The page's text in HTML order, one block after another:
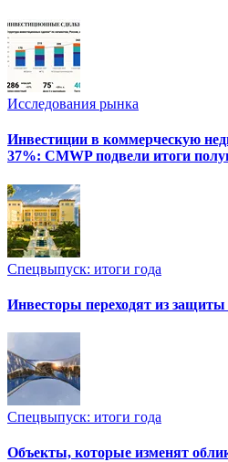
Исследования рынка
Инвестиции в коммерческую
37%: CMWP подвели итоги
Спецвыпуск: итоги года
Инвесторы переходят из защиты
Спецвыпуск: итоги года
Объекты, которые изменят